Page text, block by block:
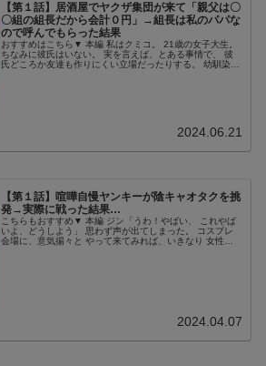
【第１話】居酒屋でヤクザ集団が来て「親父は〇
〇組の組長だから会計０円」→組長は私のパパな
ので呼んでもらった結果
おすすめはこちら▼ 本編 私はクミコ。 21歳の女子大生。
ちなみに彼氏はいない。 実を言えば、とある事情で、 彼
氏どころか友達も作りにくい立場だったりする。 幼馴染の
2024.06.21
【第１話】喧嘩自慢ヤンキーが陰キャオタクを挑
発→実際に戦った結果…
こちらもおすすめ▼ 本編 ジン「うわ！やばい、 これやば
いよ、どうしよう」 思わず声が出てしまった。 コスプレ
会場に、意気揚々と やって来てみれば、いきなり 女性参
2024.04.07